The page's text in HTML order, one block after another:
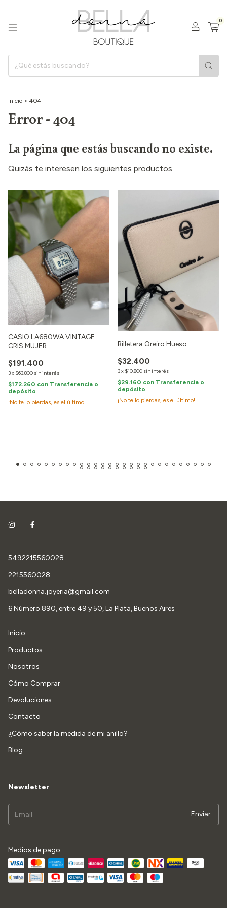
0
Inicio > 404
Error - 404
La página que estás buscando no existe.
Quizás te interesen los siguientes productos.
CASIO LA680WA VINTAGE
GRIS MUJER
$191.400
3x $63.800 sin interés
$172.260 con Transferencia o
depósito
¡No te lo pierdas, es el último!
Billetera Oreiro Hueso
$32.400
3x $10.800 sin interés
$29.160 con Transferencia o
depósito
¡No te lo pierdas, es el último!
5492215560028
2215560028
belladonna.joyeria@gmail.com
6 Número 890, entre 49 y 50, La Plata, Buenos Aires
Inicio
Productos
Nosotros
Cómo Comprar
Devoluciones
Contacto
¿Cómo saber la medida de mi anillo?
Blog
Newsletter
Medios de pago